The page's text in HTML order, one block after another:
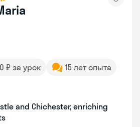
₽ за урок
15 лет опыта
and Chichester, enriching